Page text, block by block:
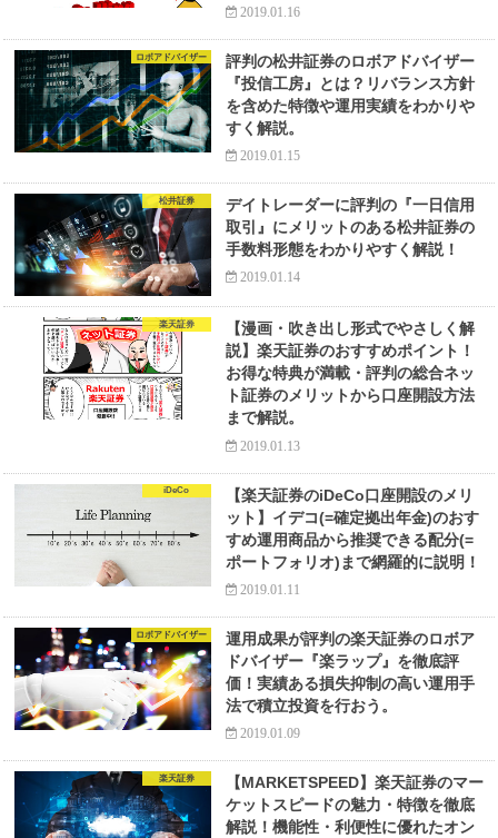
2019.01.16
ロボアドバイザー
評判の松井証券のロボアドバイザー
『投信工房』とは？リバランス方針
を含めた特徴や運用実績をわかりや
すく解説。
2019.01.15
松井証券
デイトレーダーに評判の『一日信用
取引』にメリットのある松井証券の
手数料形態をわかりやすく解説！
2019.01.14
楽天証券
【漫画・吹き出し形式でやさしく解
説】楽天証券のおすすめポイント！
お得な特典が満載・評判の総合ネッ
ト証券のメリットから口座開設方法
まで解説。
2019.01.13
iDeCo
【楽天証券のiDeCo口座開設のメリ
ット】イデコ(=確定拠出年金)のおす
すめ運用商品から推奨できる配分(=
ポートフォリオ)まで網羅的に説明！
2019.01.11
ロボアドバイザー
運用成果が評判の楽天証券のロボア
ドバイザー『楽ラップ』を徹底評
価！実績ある損失抑制の高い運用手
法で積立投資を行おう。
2019.01.09
楽天証券
【MARKETSPEED】楽天証券のマー
ケットスピードの魅力・特徴を徹底
解説！機能性・利便性に優れたオン